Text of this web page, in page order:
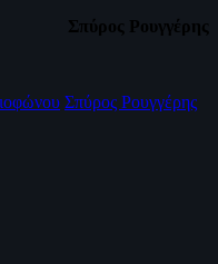
Σπύρος Ρουγγέρης
Σπύρος Ρουγγέρης